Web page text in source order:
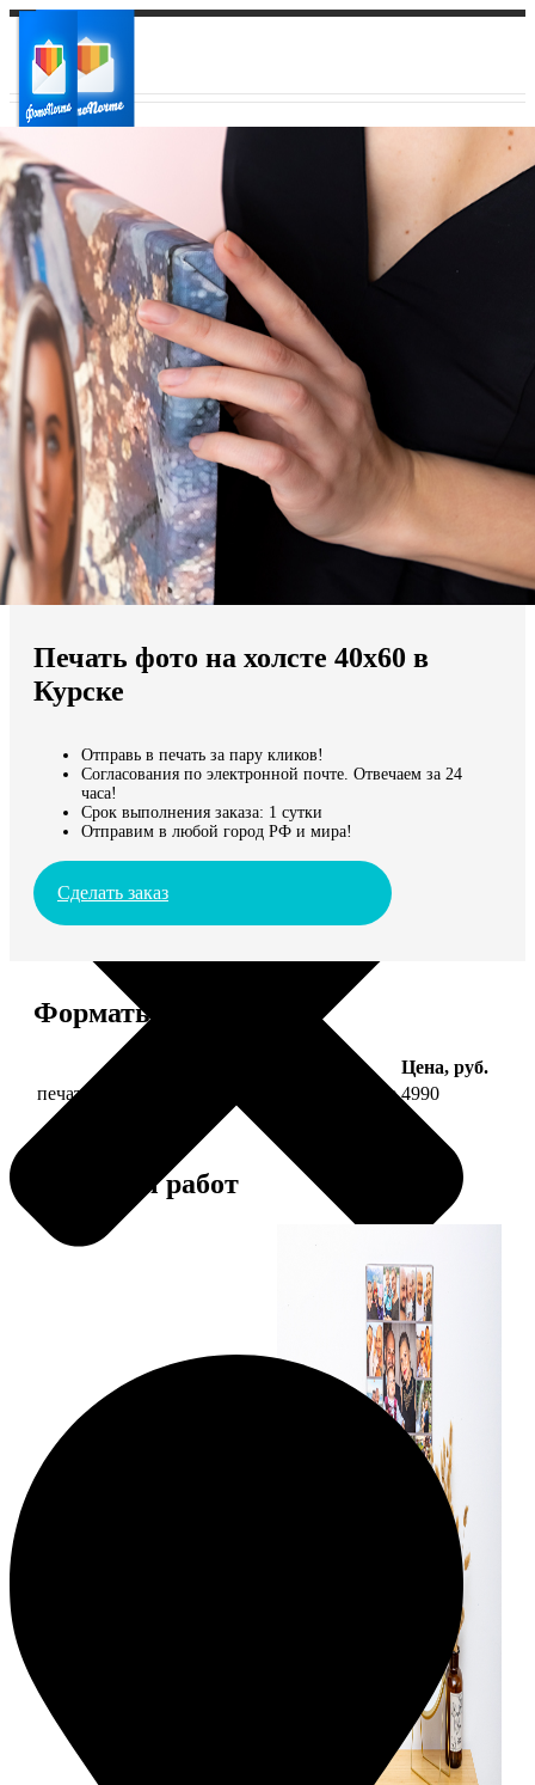
Ваш город:
Ваш регион доставки
Выберите из списка:
Мы доставляем по всему миру
Продолжить без города
Печать фото на холсте 40х60 в
Курске
Отправь в печать за пару кликов!
Согласования по электронной почте. Отвечаем за 24
часа!
Срок выполнения заказа: 1 сутки
Отправим в любой город РФ и мира!
Сделать заказ
Форматы и цены
Цена, руб.
печать фото на холсте 40х60 на подрамнике 4990
Примеры работ